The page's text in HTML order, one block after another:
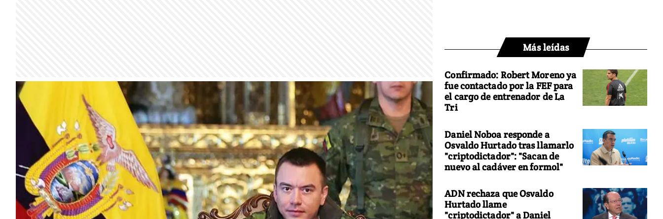
Más leídas
Confirmado: Robert Moreno ya
fue contactado por la FEF para
el cargo de entrenador de La
Tri
Daniel Noboa responde a
Osvaldo Hurtado tras llamarlo
"criptodictador": "Sacan de
nuevo al cadáver en formol"
ADN rechaza que Osvaldo
Hurtado llame
"criptodictador" a Daniel